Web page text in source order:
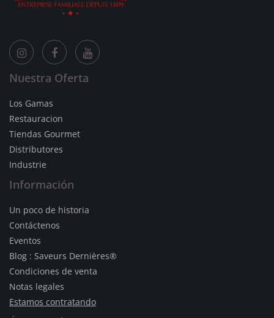
Nuestra Oferta
Los Gamas
Restauracion
Tiendas Gourmet
Distributores
Industrie
Información
Un poco de historia
Contáctenos
Eventos
Blog : Saveurs Dernières®
Condiciones de venta
Notas legales
Estamos contratando